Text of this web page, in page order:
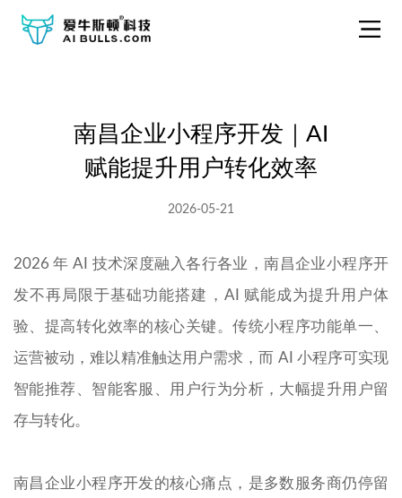
南昌企业小程序开发｜AI
赋能提升用户转化效率
2026-05-21
2026 年 AI 技术深度融入各行各业，南昌企业小程序开
发不再局限于基础功能搭建，AI 赋能成为提升用户体
验、提高转化效率的核心关键。传统小程序功能单一、
运营被动，难以精准触达用户需求，而 AI 小程序可实现
智能推荐、智能客服、用户行为分析，大幅提升用户留
存与转化。
南昌企业小程序开发的核心痛点，是多数服务商仍停留